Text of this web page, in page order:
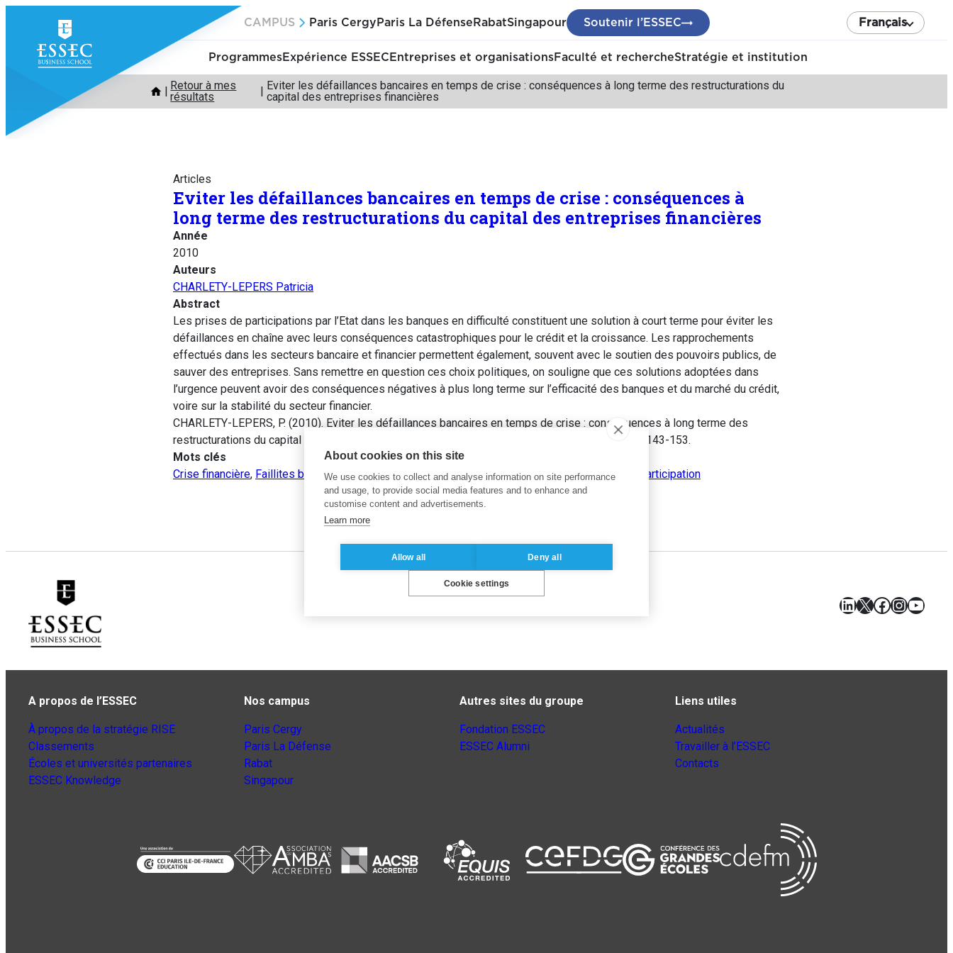
contenu
CAMPUS Paris Cergy Paris La Défense RabatSingapour Soutenir l’ESSEC Français
ProgrammesExpérience ESSEC Entreprises et organisationsFaculté et rechercheStratégie et institution
Retour à mes
résultats
Eviter les défaillances bancaires en temps de crise : conséquences à long terme des restructurations du
capital des entreprises financières
Articles
Eviter les défaillances bancaires en temps de crise : conséquences à
long terme des restructurations du capital des entreprises financières
Année
2010
Auteurs
CHARLETY-LEPERS Patricia
Abstract
Les prises de participations par l’Etat dans les banques en difficulté constituent une solution à court terme pour éviter les
défaillances en chaîne avec leurs conséquences catastrophiques pour le crédit et la croissance. Les rapprochements
effectués dans les secteurs bancaire et financier permettent également, souvent avec le soutien des pouvoirs publics, de
sauver des entreprises. Sans remettre en question ces choix politiques, on souligne que ces solutions adoptées dans
l’urgence peuvent avoir des conséquences négatives à plus long terme sur l’efficacité des banques et du marché du crédit,
voire sur la stabilité du secteur financier.
CHARLETY-LEPERS, P. (2010). Eviter les défaillances bancaires en temps de crise : conséquences à long terme des
restructurations du capital des entreprises financières.
, 97(2), pp. 143-153.
Mots clés
Crise financière, Faillites bancaires,Gouvernement d’entreprise ,Pouvoir de marché,Prises de participation
LinkedIn
X Facebook
A propos de l’ESSEC
À propos de la stratégie RISE
Classements
Écoles et universités partenaires
ESSEC Knowledge
Nos campus
Paris Cergy
Paris La Défense
Rabat
Singapour
Autres sites du groupe
Fondation ESSEC
ESSEC Alumni
Liens utiles
Actualités
Travailler à l’ESSEC
Contacts
About cookies on this site
We use cookies to collect and analyse information on site performance
and usage, to provide social media features and to enhance and
customise content and advertisements.
Learn more
Allow all Deny all
Cookie settings